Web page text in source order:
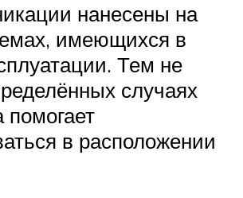
нанесены на
имеющихся в
Тем не
случаях
помогает
в расположении